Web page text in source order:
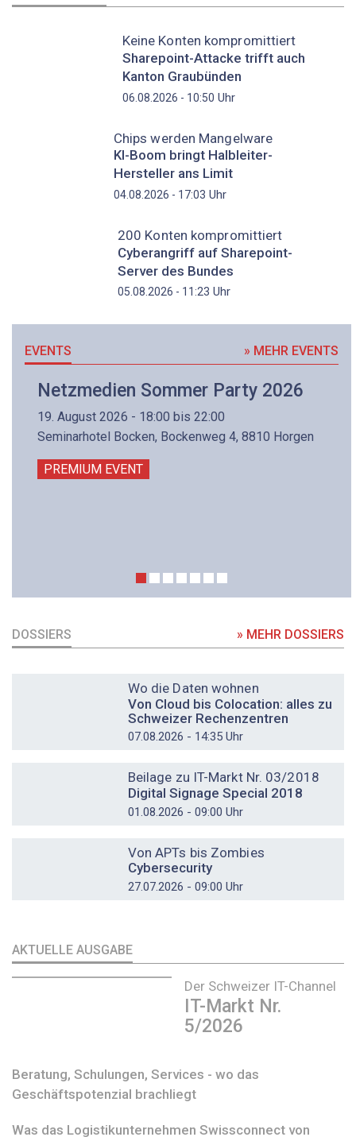
Keine Konten kompromittiert
Sharepoint-Attacke trifft auch
Kanton Graubünden
06.08.2026 - 10:50 Uhr
Chips werden Mangelware
KI-Boom bringt Halbleiter-
Hersteller ans Limit
04.08.2026 - 17:03 Uhr
200 Konten kompromittiert
Cyberangriff auf Sharepoint-
Server des Bundes
05.08.2026 - 11:23 Uhr
EVENTS » MEHR EVENTS
Netzmedien Sommer Party 2026
19. August 2026 - 18:00 bis 22:00
Seminarhotel Bocken, Bockenweg 4, 8810 Horgen
PREMIUM EVENT
DOSSIERS » MEHR DOSSIERS
Wo die Daten wohnen
Von Cloud bis Colocation: alles zu
Schweizer Rechenzentren
07.08.2026 - 14:35 Uhr
Beilage zu IT-Markt Nr. 03/2018
Digital Signage Special 2018
01.08.2026 - 09:00 Uhr
Von APTs bis Zombies
Cybersecurity
27.07.2026 - 09:00 Uhr
AKTUELLE AUSGABE
Der Schweizer IT-Channel
IT-Markt Nr.
5/2026
Beratung, Schulungen, Services - wo das
Geschäftspotenzial brachliegt
Was das Logistikunternehmen Swissconnect von